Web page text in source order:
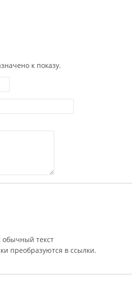
к показу.
обычный текст
преобразуются в ссылки.